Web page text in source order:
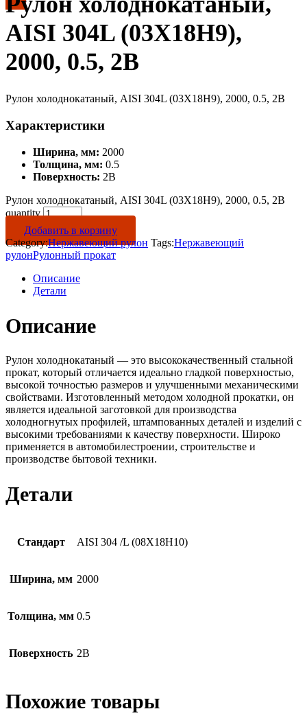
AISI 304L (03Х18Н9),
2000, 0.5, 2B
Рулон холоднокатаный, AISI 304L (03Х18Н9), 2000, 0.5, 2B
Характеристики
Ширина, мм: 2000
Толщина, мм: 0.5
Поверхность: 2B
Рулон холоднокатаный, AISI 304L (03Х18Н9), 2000, 0.5, 2B
quantity
Добавить в корзину
Category:Нержавеющий рулон Tags:Нержавеющий
рулонРулонный прокат
Описание
Детали
Описание
Рулон холоднокатаный — это высококачественный стальной
прокат, который отличается идеально гладкой поверхностью,
высокой точностью размеров и улучшенными механическими
свойствами. Изготовленный методом холодной прокатки, он
является идеальной заготовкой для производства
холодногнутых профилей, штампованных деталей и изделий с
высокими требованиями к качеству поверхности. Широко
применяется в автомобилестроении, строительстве и
производстве бытовой техники.
Детали
Стандарт AISI 304 /L (08Х18Н10)
Ширина, мм 2000
Толщина, мм 0.5
Поверхность 2B
Похожие товары